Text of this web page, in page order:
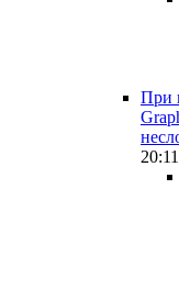
При
20:11